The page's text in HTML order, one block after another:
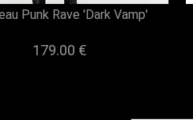
Punk Rave 'Dark Vamp'
179.00 €